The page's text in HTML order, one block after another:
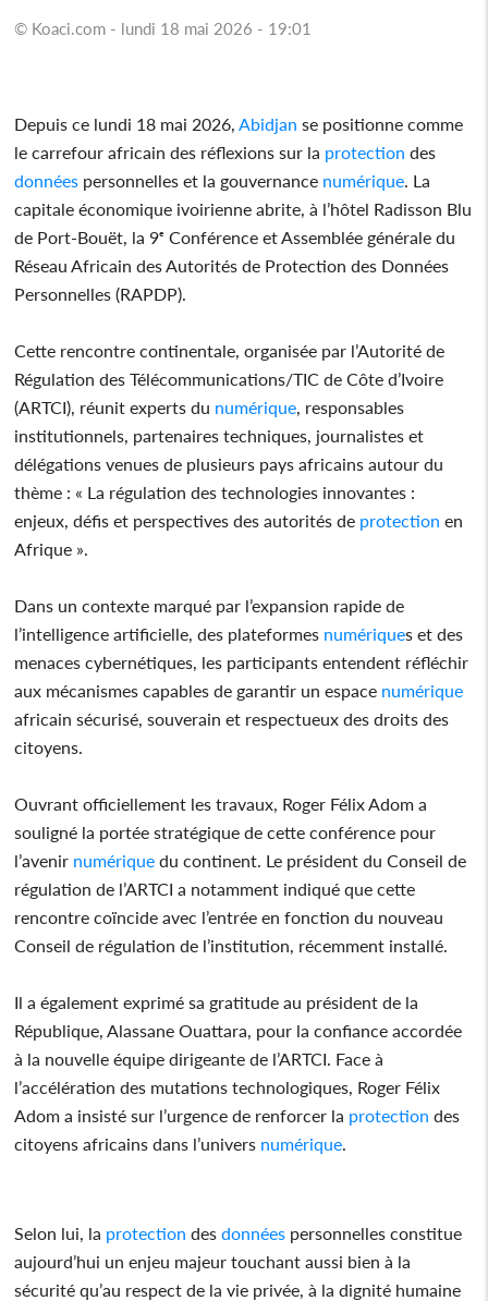
© Koaci.com - lundi 18 mai 2026 - 19:01
Depuis ce lundi 18 mai 2026, Abidjan se positionne comme
le carrefour africain des réflexions sur la protection des
données personnelles et la gouvernance numérique . La
capitale économique ivoirienne abrite, à l’hôtel Radisson Blu
de Port-Bouët, la 9ᵉ Conférence et Assemblée générale du
Réseau Africain des Autorités de Protection des Données
Personnelles (RAPDP).
Cette rencontre continentale, organisée par l’Autorité de
Régulation des Télécommunications/TIC de Côte d’Ivoire
(ARTCI), réunit experts du numérique , responsables
institutionnels, partenaires techniques, journalistes et
délégations venues de plusieurs pays africains autour du
thème : « La régulation des technologies innovantes :
enjeux, défis et perspectives des autorités de protection en
Afrique ».
Dans un contexte marqué par l’expansion rapide de
l’intelligence artificielle, des plateformes numériques et des
menaces cybernétiques, les participants entendent réfléchir
aux mécanismes capables de garantir un espace numérique
africain sécurisé, souverain et respectueux des droits des
citoyens.
Ouvrant officiellement les travaux, Roger Félix Adom a
souligné la portée stratégique de cette conférence pour
l’avenir numérique du continent. Le président du Conseil de
régulation de l’ARTCI a notamment indiqué que cette
rencontre coïncide avec l’entrée en fonction du nouveau
Conseil de régulation de l’institution, récemment installé.
Il a également exprimé sa gratitude au président de la
République, Alassane Ouattara, pour la confiance accordée
à la nouvelle équipe dirigeante de l’ARTCI. Face à
l’accélération des mutations technologiques, Roger Félix
Adom a insisté sur l’urgence de renforcer la protection des
citoyens africains dans l’univers numérique
Selon lui, la protection des données personnelles constitue
aujourd’hui un enjeu majeur touchant aussi bien à la
sécurité qu’au respect de la vie privée, à la dignité humaine